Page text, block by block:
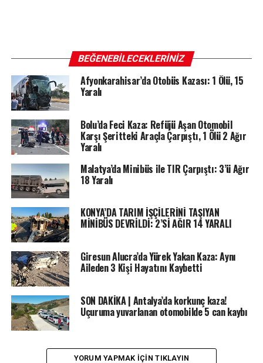
BEĞENEBILECEKLERINIZ
Afyonkarahisar’da Otobüs Kazası: 1 Ölü, 15
Yaralı
Bolu’da Feci Kaza: Refüjü Aşan Otomobil
Karşı Şeritteki Araçla Çarpıştı, 1 Ölü 2 Ağır
Yaralı
Malatya’da Minibüs ile TIR Çarpıştı: 3’ü Ağır
18 Yaralı
KONYA’DA TARIM İŞÇİLERİNİ TAŞIYAN
MİNİBÜS DEVRİLDİ: 2’Sİ AĞIR 14 YARALI
Giresun Alucra’da Yürek Yakan Kaza: Aynı
Aileden 3 Kişi Hayatını Kaybetti
SON DAKİKA | Antalya’da korkunç kaza!
Uçuruma yuvarlanan otomobilde 5 can kaybı
YORUM YAPMAK IÇIN TIKLAYIN